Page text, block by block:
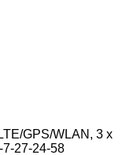
GPS/WLAN, 3 x
7-27-24-58